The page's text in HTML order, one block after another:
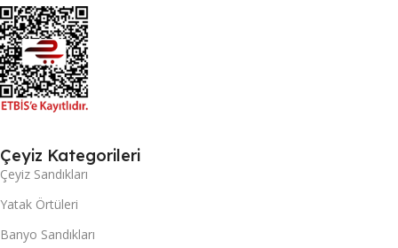
Çeyiz Kategorileri
Çeyiz Sandıkları
Yatak Örtüleri
Banyo Sandıkları